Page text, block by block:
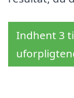
Indhent 3